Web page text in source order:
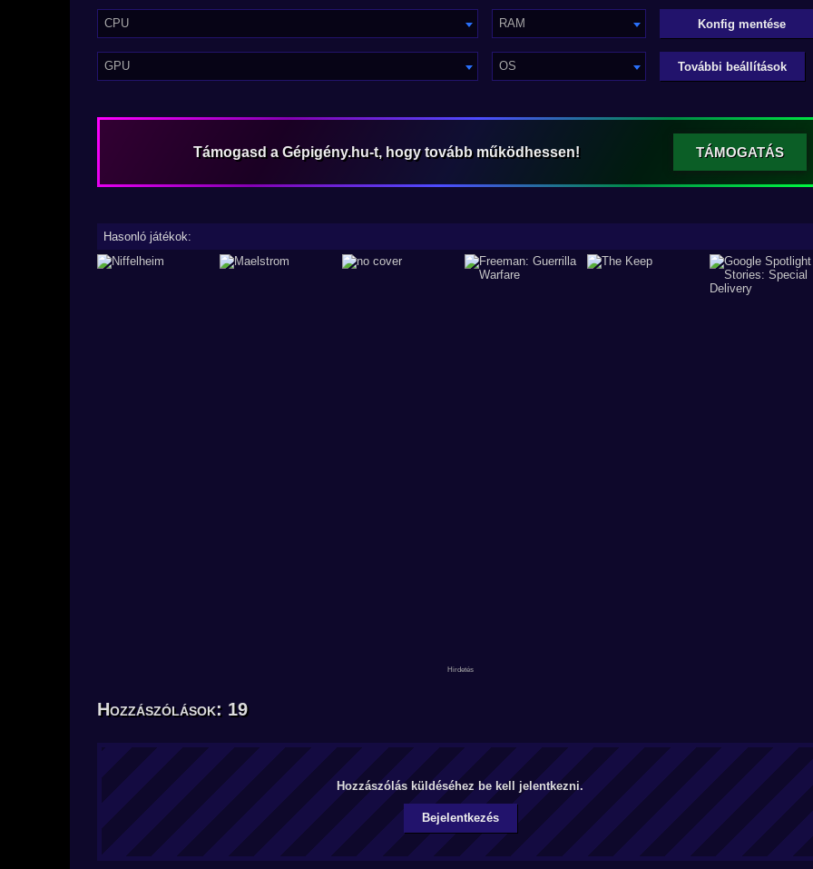
CPU RAM
GPU OS
Konfig mentése
További beállítások
Támogasd a Gépigény.hu-t, hogy tovább működhessen! TÁMOGATÁS
Hasonló játékok:
Hozzászólások: 19
Hozzászólás küldéséhez be kell jelentkezni.
Bejelentkezés